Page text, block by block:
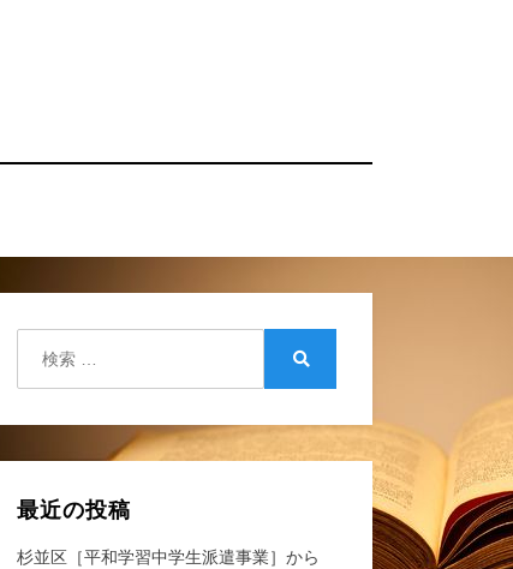
最近の投稿
杉並区［平和学習中学生派遣事業］から